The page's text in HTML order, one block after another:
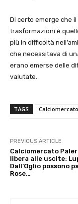
Di certo emerge che
trasformazioni è
più in difficoltà
che necessitava di
erano emerse delle
valutate.
TAGS Calciomercato
PREVIOUS ARTICLE
Calciomercato
libera alle uscite:
Dall’Oglio possono
Rose…